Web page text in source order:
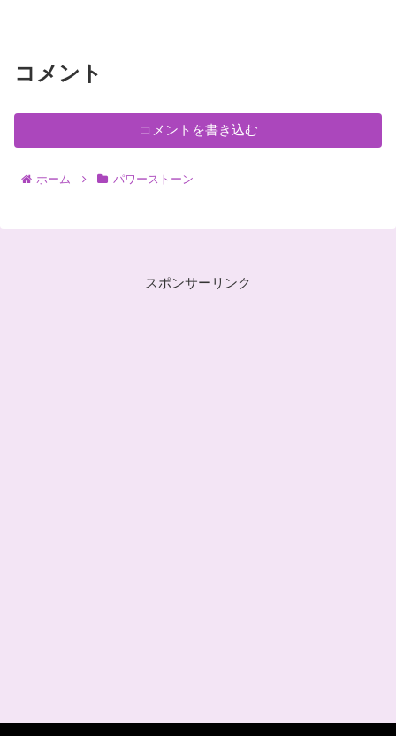
コメント
コメントを書き込む
ホーム パワーストーン
スポンサーリンク